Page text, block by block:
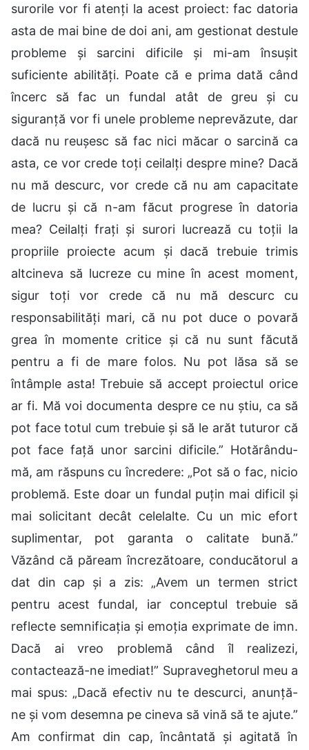
surorile vor fi atenți la acest proiect: fac datoria
asta de mai bine de doi ani, am gestionat destule
probleme și sarcini dificile și mi-am însușit
suficiente abilități. Poate că e prima dată când
încerc să fac un fundal atât de greu și cu
siguranță vor fi unele probleme neprevăzute, dar
dacă nu reușesc să fac nici măcar o sarcină ca
asta, ce vor crede toți ceilalți despre mine? Dacă
nu mă descurc, vor crede că nu am capacitate
de lucru și că n-am făcut progrese în datoria
mea? Ceilalți frați și surori lucrează cu toții la
propriile proiecte acum și dacă trebuie trimis
altcineva să lucreze cu mine în acest moment,
sigur toți vor crede că nu mă descurc cu
responsabilități mari, că nu pot duce o povară
grea în momente critice și că nu sunt făcută
pentru a fi de mare folos. Nu pot lăsa să se
întâmple asta! Trebuie să accept proiectul orice
ar fi. Mă voi documenta despre ce nu știu, ca să
pot face totul cum trebuie și să le arăt tuturor că
pot face față unor sarcini dificile.” Hotărându-
mă, am răspuns cu încredere: „Pot să o fac, nicio
problemă. Este doar un fundal puțin mai dificil și
mai solicitant decât celelalte. Cu un mic efort
suplimentar, pot garanta o calitate bună.”
Văzând că păream încrezătoare, conducătorul a
dat din cap și a zis: „Avem un termen strict
pentru acest fundal, iar conceptul trebuie să
reflecte semnificația și emoția exprimate de imn.
Dacă ai vreo problemă când îl realizezi,
contactează-ne imediat!” Supraveghetorul meu a
mai spus: „Dacă efectiv nu te descurci, anunță-
ne și vom desemna pe cineva să vină să te ajute.”
Am confirmat din cap, încântată și agitată în